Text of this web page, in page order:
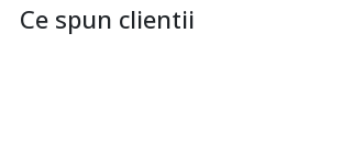
Ce spun clientii